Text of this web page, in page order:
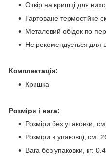
Отвір на кришці для
Гартоване термостійке
Металевий обідок по
Не рекомендується для
Комплектація:
Кришка
Розміри і вага:
Розміри без упаковки,
Розміри в упаковці, см:
Вага без упаковки, кг: